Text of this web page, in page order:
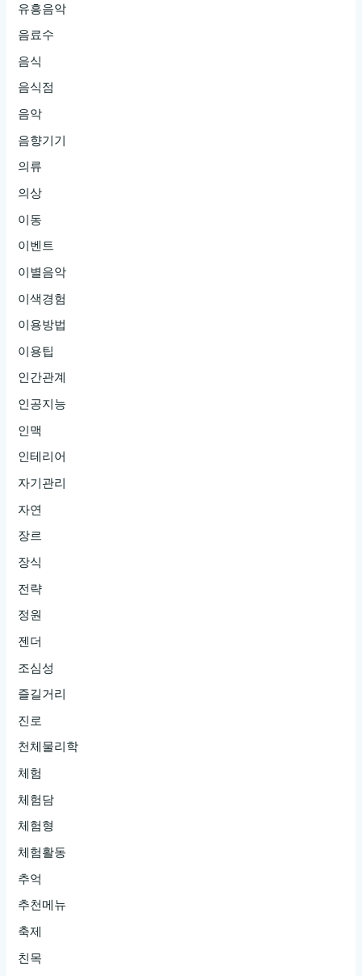
유흥음악
음료수
음식
음식점
음악
음향기기
의류
의상
이동
이벤트
이별음악
이색경험
이용방법
이용팁
인간관계
인공지능
인맥
인테리어
자기관리
자연
장르
장식
전략
정원
젠더
조심성
즐길거리
진로
천체물리학
체험
체험담
체험형
체험활동
추억
추천메뉴
축제
친목